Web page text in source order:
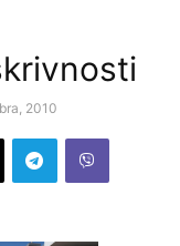
2010